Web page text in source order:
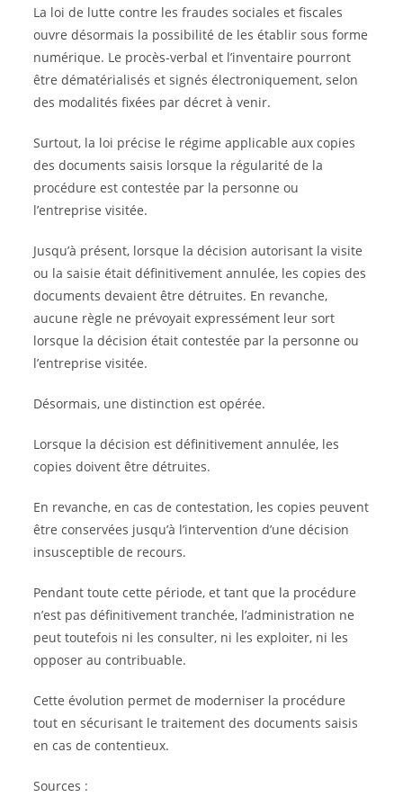
La loi de lutte contre les fraudes sociales et fiscales
ouvre désormais la possibilité de les établir sous forme
numérique. Le procès-verbal et l’inventaire pourront
être dématérialisés et signés électroniquement, selon
des modalités fixées par décret à venir.
Surtout, la loi précise le régime applicable aux copies
des documents saisis lorsque la régularité de la
procédure est contestée par la personne ou
l’entreprise visitée.
Jusqu’à présent, lorsque la décision autorisant la visite
ou la saisie était définitivement annulée, les copies des
documents devaient être détruites. En revanche,
aucune règle ne prévoyait expressément leur sort
lorsque la décision était contestée par la personne ou
l’entreprise visitée.
Désormais, une distinction est opérée.
Lorsque la décision est définitivement annulée, les
copies doivent être détruites.
En revanche, en cas de contestation, les copies peuvent
être conservées jusqu’à l’intervention d’une décision
insusceptible de recours.
Pendant toute cette période, et tant que la procédure
n’est pas définitivement tranchée, l’administration ne
peut toutefois ni les consulter, ni les exploiter, ni les
opposer au contribuable.
Cette évolution permet de moderniser la procédure
tout en sécurisant le traitement des documents saisis
en cas de contentieux.
Sources :